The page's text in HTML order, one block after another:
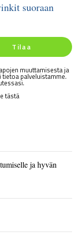
suoraan
Tilaa
muuttamisesta ja
palveluistamme.
tästä
ja hyvän